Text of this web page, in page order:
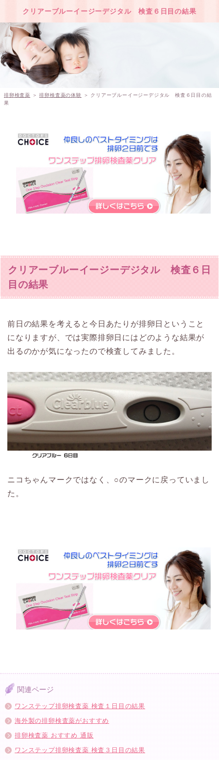
クリアーブルーイージーデジタル 検査６日目の結果
排卵検査薬 ＞排卵検査薬の体験 ＞ クリアーブルーイージーデジタル 検査６日目の結
果
クリアーブルーイージーデジタル 検査６日
目の結果
前日の結果を考えると今日あたりが排卵日ということ
になりますが、では実際排卵日にはどのような結果が
出るのかが気になったので検査してみました。
ニコちゃんマークではなく、○のマークに戻っていまし
た。
関連ページ
ワンステップ排卵検査薬 検査１日目の結果
海外製の排卵検査薬がおすすめ
排卵検査薬 おすすめ 通販
ワンステップ排卵検査薬 検査３日目の結果